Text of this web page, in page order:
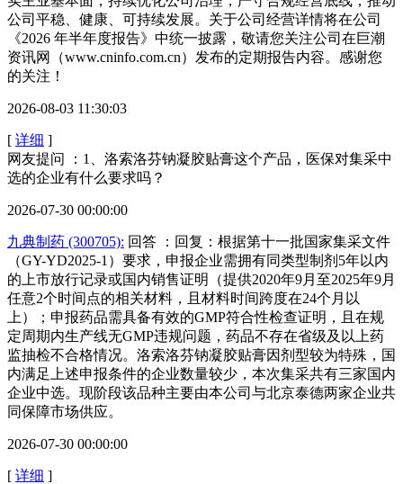
公司平稳、健康、可持续发展。关于公司经营详情将在公司
《2026 年半年度报告》中统一披露，敬请您关注公司在巨潮
资讯网（www.cninfo.com.cn）发布的定期报告内容。感谢您
的关注！
2026-08-03 11:30:03
[ 详细 ]
网友提问 ：1、洛索洛芬钠凝胶贴膏这个产品，医保对集采中
选的企业有什么要求吗？
2026-07-30 00:00:00
九典制药 (300705): 回答 ：回复：根据第十一批国家集采文件
（GY-YD2025-1）要求，申报企业需拥有同类型制剂5年以内
的上市放行记录或国内销售证明（提供2020年9月至2025年9月
任意2个时间点的相关材料，且材料时间跨度在24个月以
上）；申报药品需具备有效的GMP符合性检查证明，且在规
定周期内生产线无GMP违规问题，药品不存在省级及以上药
监抽检不合格情况。洛索洛芬钠凝胶贴膏因剂型较为特殊，国
内满足上述申报条件的企业数量较少，本次集采共有三家国内
企业中选。现阶段该品种主要由本公司与北京泰德两家企业共
同保障市场供应。
2026-07-30 00:00:00
[ 详细 ]